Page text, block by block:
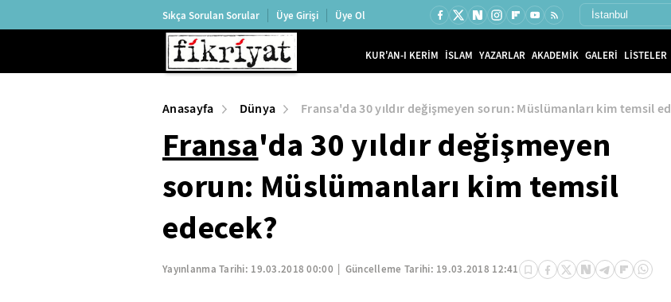
Sıkça Sorulan Sorular Üye Girişi Üye Ol
KUR'AN-I KERİM İSLAM YAZARLAR AKADEMİK GALERİ LİSTELER
Anasayfa Dünya Fransa'da 30 yıldır değişmeyen sorun: Müslümanları kim temsil
Fransa'da 30 yıldır değişmeyen
sorun: Müslümanları kim temsil
edecek?
Yayınlanma Tarihi: 19.03.2018 00:00 Güncelleme Tarihi: 19.03.2018 12:41